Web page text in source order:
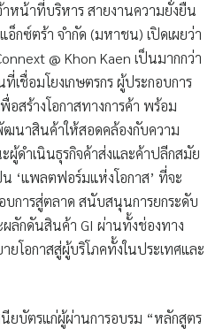
าหน้าที่บริหาร สายงานความยั่งยืน
กซ์ตร้า จำกัด (มหาชน) เปิดเผยว่า
@ Khon Kaen เป็นมากกว่า
เชื่อมโยงเกษตรกร ผู้ประกอบการ
อสร้างโอกาสทางการค้า พร้อม
นาสินค้าให้สอดคล้องกับความ
ผู้ดำเนินธุรกิจค้าส่งและค้าปลีกสมัย
‘แพลตฟอร์มแห่งโอกาส’ ที่จะ
บการสู่ตลาด สนับสนุนการยกระดับ
ลักดันสินค้า GI ผ่านทั้งช่องทาง
โอกาสสู่ผู้บริโภคทั้งในประเทศและ
ยบัตรแก่ผู้ผ่านการอบรม “หลักสูตร